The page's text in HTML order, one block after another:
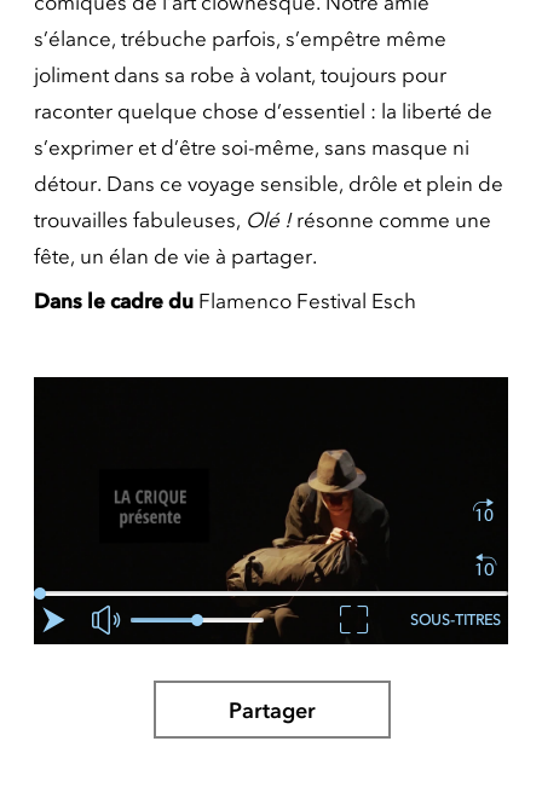
s’élance, trébuche parfois, s’empêtre même
joliment dans sa robe à volant, toujours pour
raconter quelque chose d’essentiel : la liberté de
s’exprimer et d’être soi-même, sans masque ni
détour. Dans ce voyage sensible, drôle et plein de
trouvailles fabuleuses, Olé !résonne comme une
fête, un élan de vie à partager.
Dans le cadre du Flamenco Festival Esch
SOUS-TITRES
Partager